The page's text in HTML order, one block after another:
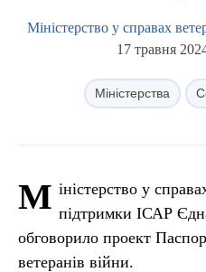
Міністерство у справах
17 травня
Міністерства
М іністерство у
підтримки ІСАР
обговорило проект
ветеранів війни.